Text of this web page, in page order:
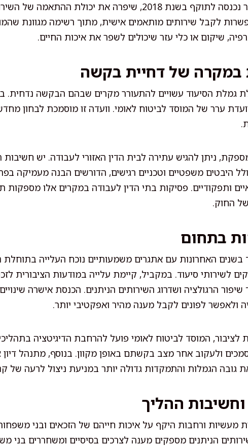
הרפורמה בשירותי הסיעוד, אשר נכנסה לתוקף בשנת 2018, שיפרה את יכולת ההתאמה
לקבל שירותים מותאמים אישית, מתוך רשימה מגוונת
שיקום או כלי עזר שיכולים לשפר את איכות החיים.
במקרה של דחיית בקשה
גמלת הסיעוד עשויים להתעורר מקרים שבהם הבקשה נדחית.
ערר של המוסד לביטוח לאומי. וועדה זו מוסמכת לבחון
ניתן להגיש עתירה לבית הדין האזורי לעבודה. יש חשיבות
היבטים משפטיים וטכניים רגישים, הדורשים הבנה מעמיקה
ותפקודיים. פסיקות בתי הדין לעבודה במקרים אלו מספקות
החוק.
בתחום
האחרונות עם אתגרים משמעותיים נוכח העלייה בתוחלת
לשירותי סיעוד. במקביל, קיימת עלייה במודעות הציבורית
הרגולציה ושדרוג השירותים הניתנים. הכנסת אישרה
ולאפשר לפונים לקבל מענה מהיר ואפקטיבי יותר.
לציבור, המוסד לביטוח לאומי פועל להרחבת הדיגיטציה
ולעקוב אחר מצב בקשתם באופן מקוון. בנוסף, מתנהל דיון
הגמלות והתמקדות גדולה יותר במניעת ניצול לרעה של
ההליך
מעשיות ורחבות היקף על איכות חייהם של הזכאים ובני
הניתנים מספקים מענה לצרכים בסיסיים ומשחררים בני